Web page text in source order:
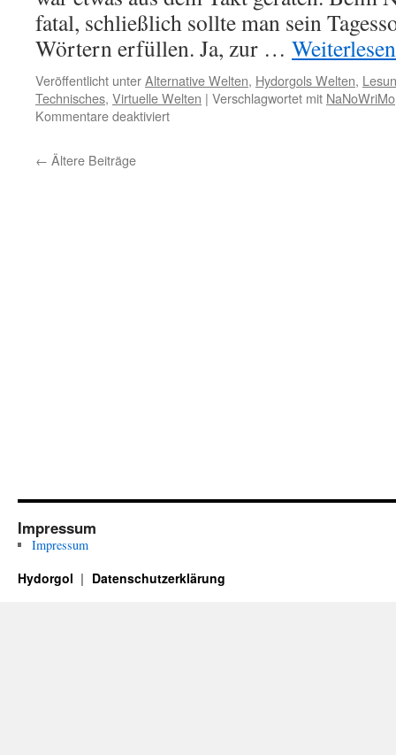
fatal, schließlich sollte man sein
Wörtern erfüllen. Ja, zur …
Veröffentlicht unterAlternative Welten, Hydorgols Welten,
Technisches, Virtuelle Welten | Verschlagwortet mit NaNoWriMo
Kommentare deaktiviertfür
← Ältere Beiträge
Impressum
Impressum
Hydorgol Datenschutzerklärung